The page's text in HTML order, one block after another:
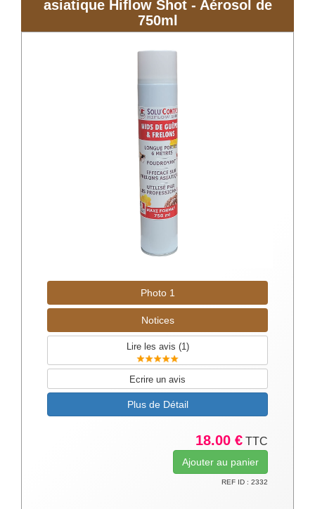
asiatique Hiflow Shot - Aérosol de
750ml
Photo 1
Notices
Lire les avis (1)
Ecrire un avis
Plus de Détail
18.00 € TTC
REF ID : 2332